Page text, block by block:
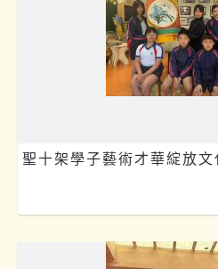
聖十架學子藝術才華綻放